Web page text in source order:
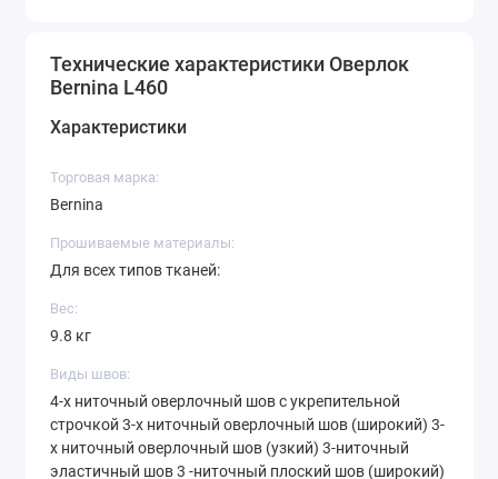
стежков и другие.
широкий спектр высококачественных изделий: от
текстиля. Оверлок Bernina L460 - это надежный и
вам добиться отличных результатов в любых
проектах шитья и создания швейных изделий.
Технические характеристики Оверлок
Bernina L460
Характеристики
Торговая марка:
Bernina
Прошиваемые материалы:
Для всех типов тканей:
Вес:
9.8 кг
Виды швов:
4-х ниточный оверлочный шов с укрепительной
строчкой 3-х ниточный оверлочный шов (широкий) 3-
х ниточный оверлочный шов (узкий) 3-ниточный
эластичный шов 3 -ниточный плоский шов (широкий)